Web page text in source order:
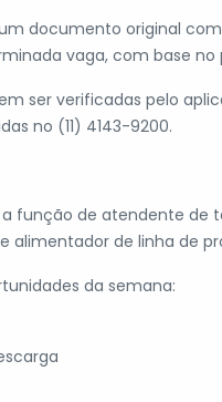
documento original com
vaga, com base no
ser verificadas pelo
no (11) 4143-9200.
função de atendente
alimentador de linha de
da semana: